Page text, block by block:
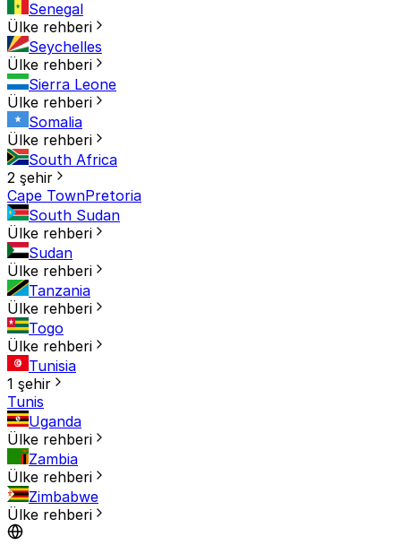
Senegal
Ülke rehberi
Seychelles
Ülke rehberi
Sierra Leone
Ülke rehberi
Somalia
Ülke rehberi
South Africa
2 şehir
Cape TownPretoria
South Sudan
Ülke rehberi
Sudan
Ülke rehberi
Tanzania
Ülke rehberi
Togo
Ülke rehberi
Tunisia
1 şehir
Tunis
Uganda
Ülke rehberi
Zambia
Ülke rehberi
Zimbabwe
Ülke rehberi